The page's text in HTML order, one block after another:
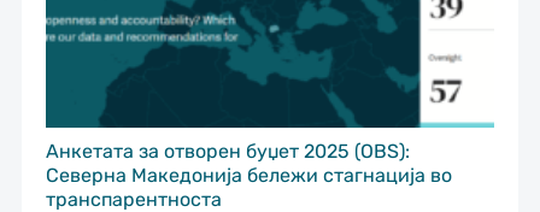
Анкетата за отворен буџет 2025 (OBS):
Северна Македонија бележи стагнација во
транспарентноста